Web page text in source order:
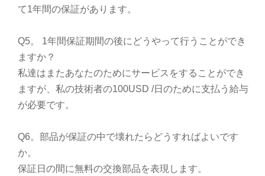
て1年間の保証があります。
Q5。 1年間保証期間の後にどうやって行うことができ
ますか？
私達はまたあなたのためにサービスをすることができ
ますが、私の技術者の100USD /日のために支払う給与
が必要です。
Q6。部品が保証の中で壊れたらどうすればよいです
か。
保証日の間に無料の交換部品を表現します。